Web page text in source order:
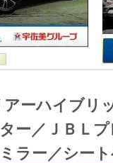
アーハイブ
ー／ＪＢＬ
ラー／シー